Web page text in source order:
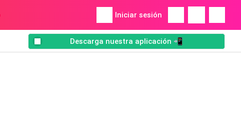
Iniciar sesión
Descarga nuestra aplicación 📲